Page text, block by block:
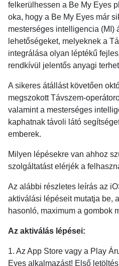
felkerülhessen a Be My Eyes
oka, hogy a Be My Eyes már
mesterséges intelligencia (MI)
lehetőségeket, melyeknek a
integrálása olyan léptékű
rendkívül jelentős anyagi
A sikeres átállást követően
megszokott Távszem-
valamint a mesterséges
kaphatnak távoli látó
emberek.
Milyen lépésekre van ahhoz
szolgáltatást elérjék a
Az alábbi részletes leírás az
aktiválási lépéseit mutatja be,
hasonló, maximum a gombok
Az aktiválás lépései:
1. Az App Store vagy a Play
Eyes alkalmazást! Első